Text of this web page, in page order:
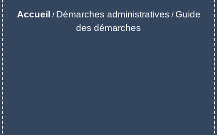
Accueil / Démarches administratives / Guide
des démarches